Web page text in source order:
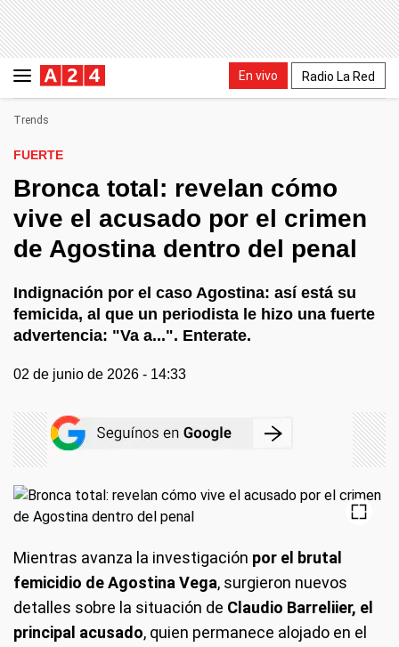
En vivo Radio La Red
Trends
FUERTE
Bronca total: revelan cómo
vive el acusado por el crimen
de Agostina dentro del penal
Indignación por el caso Agostina: así está su
femicida, al que un periodista le hizo una fuerte
advertencia: "Va a...". Enterate.
02 de junio de 2026 - 14:33
Mientras avanza la investigación por el brutal
femicidio de Agostina Vega, surgieron nuevos
detalles sobre la situación de Claudio Barreliier, el
principal acusado, quien permanece alojado en el